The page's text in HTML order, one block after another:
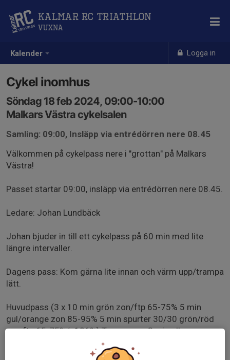
Kalender Logga in
Kalmar RC Triathlon
Vuxna
Cykel inomhus
Söndag 18 feb 2024, 09:00-10:00
Malkars Västra cykelsalen
Samling: 09:00, Insläpp via entrédörren nere 08.45
Välkommen på cykelpass nere i "grottan" på Malkars
Västra!
Passet startar 09:00, insläpp via entrédörren nere 08.45.
Ledare: Johan Lundbäck
Johan bjuder in till ett cykelpass på 60 min med lite
längre intervaller.
Dagens pass: Kom gärna lite innan och värm upp/trampa
lätt.
Huvudpass (3 x 10 min grön zon/ftp 65-75% 5 min
gul/orange zon 85-95% 5 min spurter 30/30 grön/röd
zon ftp 65-75%/>106%) Trampa ner 3 min eller mer
För dig som vill cykla lite längre finns möjlighet att